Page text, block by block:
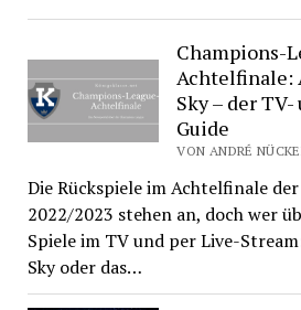
Champions-
Achtelfinale:
Sky – der
Guide
VON ANDRÉ
Die Rückspiele im Achtelfinale
2022/2023 stehen an, doch wer
Spiele im TV und per Live-
Sky oder das…